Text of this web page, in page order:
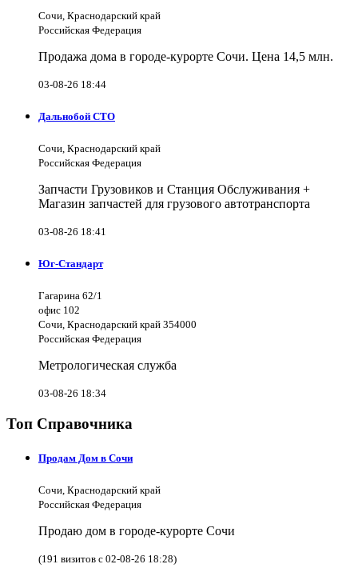
Сочи, Краснодарский край
Российская Федерация
Продажа дома в городе-курорте Сочи. Цена 14,5 млн.
03-08-26 18:44
Дальнобой СТО
Сочи, Краснодарский край
Российская Федерация
Запчасти Грузовиков и Станция Обслуживания +
Магазин запчастей для грузового автотранспорта
03-08-26 18:41
Юг-Стандарт
Гагарина 62/1
офис 102
Сочи, Краснодарский край 354000
Российская Федерация
Метрологическая служба
03-08-26 18:34
Топ Справочника
Продам Дом в Сочи
Сочи, Краснодарский край
Российская Федерация
Продаю дом в городе-курорте Сочи
(191 визитов с 02-08-26 18:28)